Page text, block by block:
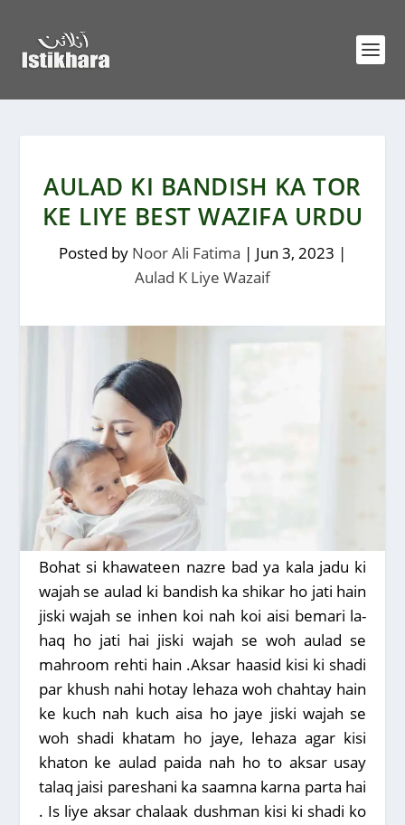
AULAD KI BANDISH KA TOR
KE LIYE BEST WAZIFA URDU
Posted by Noor Ali Fatima | Jun 3, 2023 |
Aulad K Liye Wazaif
Bohat si khawateen nazre bad ya kala jadu ki
wajah se aulad ki bandish ka shikar ho jati hain
jiski wajah se inhen koi nah koi aisi bemari la-
haq ho jati hai jiski wajah se woh aulad se
mahroom rehti hain .Aksar haasid kisi ki shadi
par khush nahi hotay lehaza woh chahtay hain
ke kuch nah kuch aisa ho jaye jiski wajah se
woh shadi khatam ho jaye, lehaza agar kisi
khaton ke aulad paida nah ho to aksar usay
talaq jaisi pareshani ka saamna karna parta hai
. Is liye aksar chalaak dushman kisi ki shadi ko